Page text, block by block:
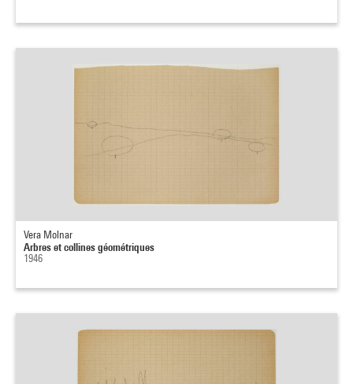
Vera Molnar
Arbres et collines géométriques
1946